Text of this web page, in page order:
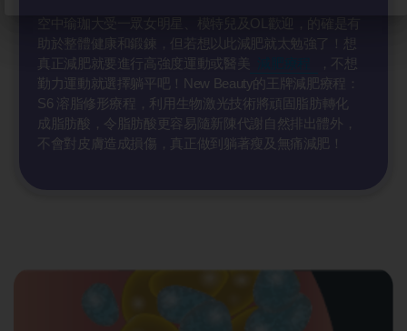
空中瑜珈大受一眾女明星、模特兒及OL歡迎，的確是有
助於整體健康和鍛鍊，但若想以此減肥就太勉強了！想
真正減肥就要進行高強度運動或醫美
，不想
勤力運動就選擇躺平吧！New Beauty的王牌減肥療程：
S6 溶脂修形療程，利用生物激光技術將頑固脂肪轉化
成脂肪酸，令脂肪酸更容易隨新陳代謝自然排出體外，
不會對皮膚造成損傷，真正做到躺著瘦及無痛減肥！